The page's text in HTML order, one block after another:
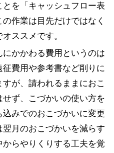
を「キャッシュフロー表
作業は目先だけではなく
ススメです。
かかわる費用というのは
費用や参考書など削りに
が、請われるままにおこ
ず、こづかいの使い方を
みでのおこづかいに変更
月のおこづかいを減らす
らやりくりする工夫を覚